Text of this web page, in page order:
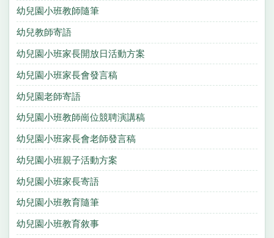
幼兒園小班教師隨筆
幼兒教師寄語
幼兒園小班家長開放日活動方案
幼兒園小班家長會發言稿
幼兒園老師寄語
幼兒園小班教師崗位競聘演講稿
幼兒園小班家長會老師發言稿
幼兒園小班親子活動方案
幼兒園小班家長寄語
幼兒園小班教育隨筆
幼兒園小班教育敘事